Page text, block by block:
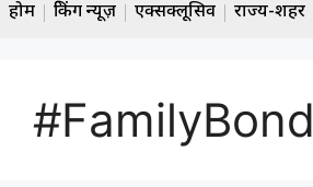
होम ब्रेकिंग न्यूज़ एक्सक्लूसिव राज्य-शहर
#FamilyBond